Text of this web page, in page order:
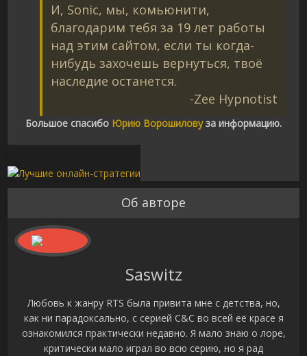
И, Sonic, мы, комьюнити,
благодарим тебя за 19 лет работы
над этим сайтом, если ты когда-
нибудь захочешь вернуться, твоё
наследие останется.
-Zee Hypnotist
Большое спасибо Юрию Ворошиловуза информацию.
Об авторе
Saswitz
Любовь к жанру RTS была привита мне с детства, но,
как ни парадоксально, с серией C&C во всей её красе я
ознакомился практически недавно. Я мало знаю о лоре,
критически мало играл во всю серию, но я рад